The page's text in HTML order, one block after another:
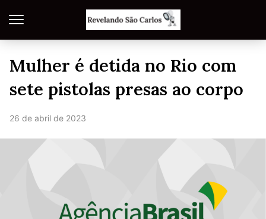
Mulher é detida no Rio com
sete pistolas presas ao corpo
26 de abril de 2023